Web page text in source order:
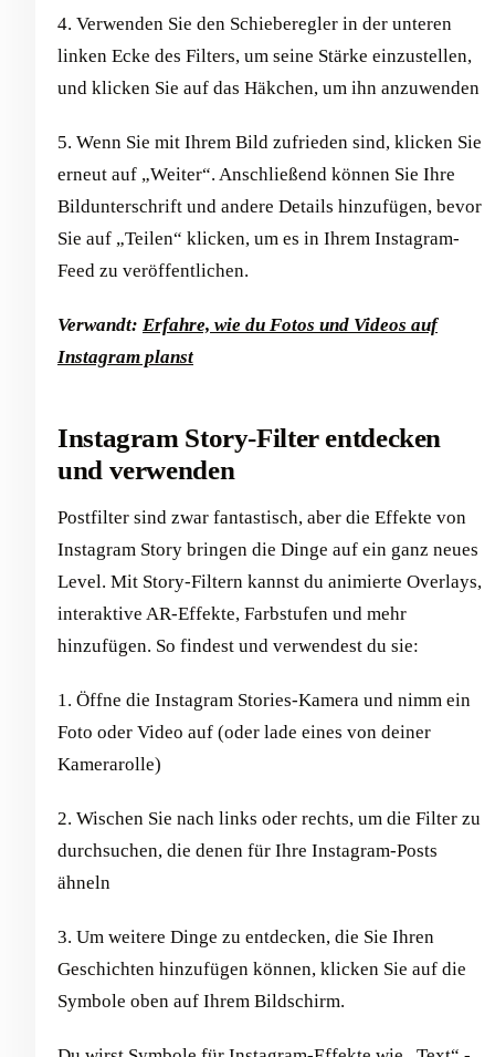
4. Verwenden Sie den Schieberegler in der unteren
linken Ecke des Filters, um seine Stärke einzustellen,
und klicken Sie auf das Häkchen, um ihn anzuwenden
5. Wenn Sie mit Ihrem Bild zufrieden sind, klicken Sie
erneut auf „Weiter“. Anschließend können Sie Ihre
Bildunterschrift und andere Details hinzufügen, bevor
Sie auf „Teilen“ klicken, um es in Ihrem Instagram-
Feed zu veröffentlichen.
Verwandt: Erfahre, wie du Fotos und Videos auf
Instagram planst
Instagram Story-Filter entdecken
und verwenden
Postfilter sind zwar fantastisch, aber die Effekte von
Instagram Story bringen die Dinge auf ein ganz neues
Level. Mit Story-Filtern kannst du animierte Overlays,
interaktive AR-Effekte, Farbstufen und mehr
hinzufügen. So findest und verwendest du sie:
1. Öffne die Instagram Stories-Kamera und nimm ein
Foto oder Video auf (oder lade eines von deiner
Kamerarolle)
2. Wischen Sie nach links oder rechts, um die Filter zu
durchsuchen, die denen für Ihre Instagram-Posts
ähneln
3. Um weitere Dinge zu entdecken, die Sie Ihren
Geschichten hinzufügen können, klicken Sie auf die
Symbole oben auf Ihrem Bildschirm.